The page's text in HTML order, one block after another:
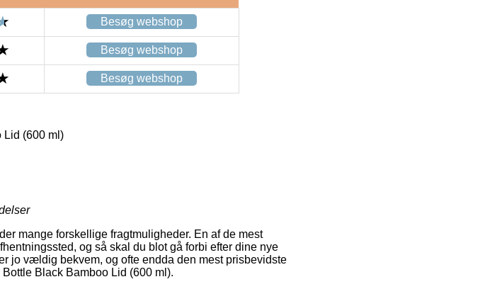
Besøg webshop
Besøg webshop
Besøg webshop
Lid (600 ml)
mange forskellige fragtmuligheder. En af de mest
og så skal du blot gå forbi efter dine nye
jo vældig bekvem, og ofte endda den mest prisbevidste
Black Bamboo Lid (600 ml).